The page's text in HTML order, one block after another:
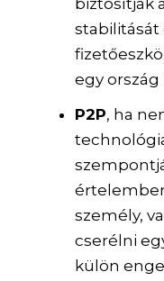
stabilitását
egy
P2P, ha
személy,
cserélni
külön